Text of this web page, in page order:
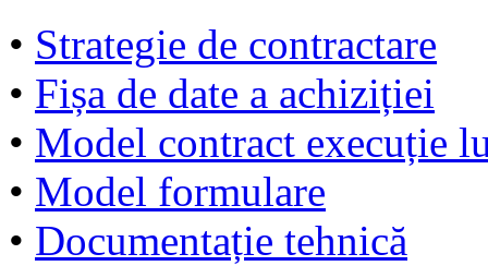
• Strategie de contractare
• Fișa de date a achiziției
• Model contract execuție
• Model formulare
• Documentație tehnică